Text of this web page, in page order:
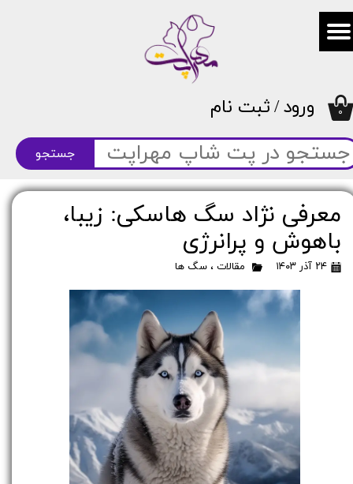
۰
جستجو
ورود/ثبت نام
حساب کاربری من
سفارشات
خروج از حساب کاربری
معرفی نژاد سگ هاسکی: زیبا،
باهوش و پرانرژی
۲۴ آذر ۱۴۰۳ مقالات ، سگ ها